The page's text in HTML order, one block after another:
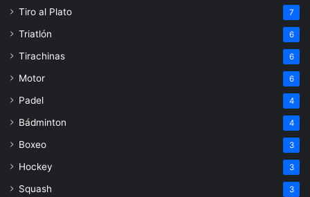
Tiro al Plato 7
Triatlón 6
Tirachinas 6
Motor 6
Padel 4
Bádminton 4
Boxeo 3
Hockey 3
Squash 3